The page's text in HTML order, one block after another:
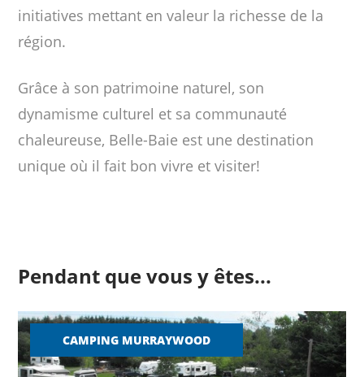
initiatives mettant en valeur la richesse de la
région.
Grâce à son patrimoine naturel, son
dynamisme culturel et sa communauté
chaleureuse, Belle-Baie est une destination
unique où il fait bon vivre et visiter!
Pendant que vous y êtes...
CAMPING MURRAYWOOD